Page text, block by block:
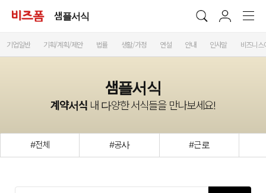
샘플서식
기업일반 기획/계획/제안 법률 생활/가정 연설 안내 인사말 비즈니스
샘플서식
계약서식 내 다양한 서식들을 만나보세요!
#전체 #공사 #근로